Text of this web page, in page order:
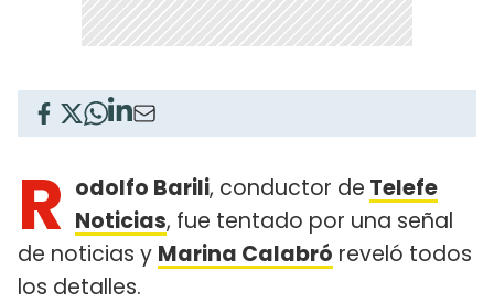
R odolfo Barili, conductor de Telefe
Noticias, fue tentado por una señal
de noticias y Marina Calabró reveló todos
los detalles.